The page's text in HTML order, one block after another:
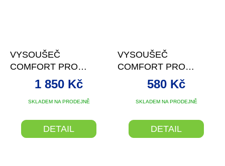
VYSOUŠEČ
COMFORT PRO
OZONE II
SKLADEM NA PRODEJNĚ
1 850 Kč
DETAIL
VYSOUŠEČ
COMFORT PRO
OZONE
Průměrné
produktu
SKLADEM NA PRODEJNĚ
580 Kč
DETAIL